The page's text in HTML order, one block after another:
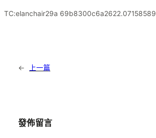
TC:elanchair29a 69b8300c6a2622.07158589
← 上一篇
發佈留言